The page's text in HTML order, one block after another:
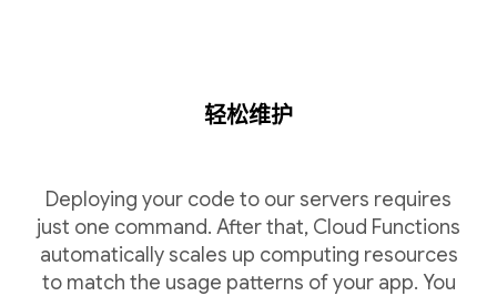
轻松维护
Deploying your code to our servers requires
just one command. After that, Cloud Functions
automatically scales up computing resources
to match the usage patterns of your app. You